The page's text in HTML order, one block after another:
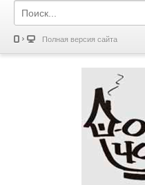
Полная версия сайта